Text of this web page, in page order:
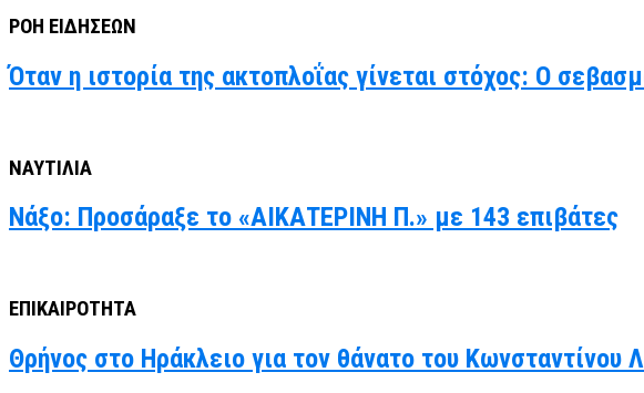
ΡΟΗ ΕΙΔΗΣΕΩΝ
Όταν η ιστορία της ακτοπλοΐας γίνεται στόχος: Ο
ΝΑΥΤΙΛΙΑ
Νάξο: Προσάραξε το «ΑΙΚΑΤΕΡΙΝΗ Π.» με 143 επιβάτες
ΕΠΙΚΑΙΡΟΤΗΤΑ
Θρήνος στο Ηράκλειο για τον θάνατο του Κωνσταντίνου